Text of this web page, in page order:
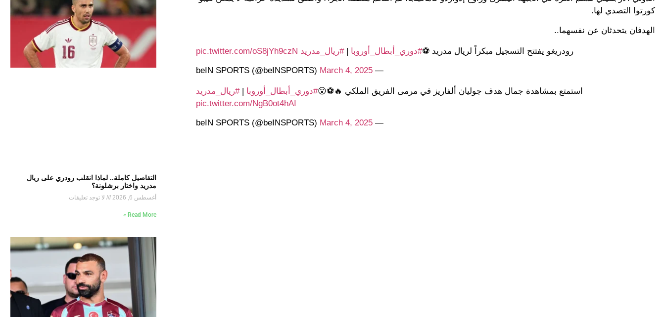
كورتوا التصدي لها.
الهدفان يتحدثان عن نفسهما..
رودريغو يفتتح التسجيل مبكراً لريال مدريد ⚽️#دوري_أبطال_أوروبا |#ريال_مدريد pic.twitter.com/oS8jYh9czN
— beIN SPORTS (@beINSPORTS)
March 4, 2025
استمتع بمشاهدة جمال هدف جوليان ألفاريز في مرمى الفريق الملكي 🔥⚽️😮#دوري_أبطال_أوروبا |#ريال_مدريد
pic.twitter.com/NgB0ot4hAI
— beIN SPORTS (@beINSPORTS)
March 4, 2025
التفاصيل كاملة.. لماذا انقلب رودري على ريال
مدريد واختار برشلونة؟
أغسطس 6, 2026 لا توجد تعليقات
Read More »